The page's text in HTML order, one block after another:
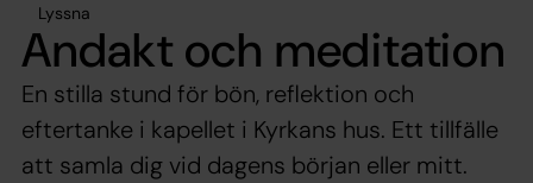
Lyssna
Andakt och meditation
En stilla stund för bön, reflektion och
eftertanke i kapellet i Kyrkans hus. Ett tillfälle
att samla dig vid dagens början eller mitt.